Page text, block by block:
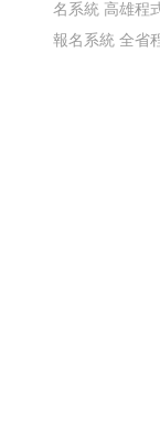
名系統 高雄程
報名系統 全省